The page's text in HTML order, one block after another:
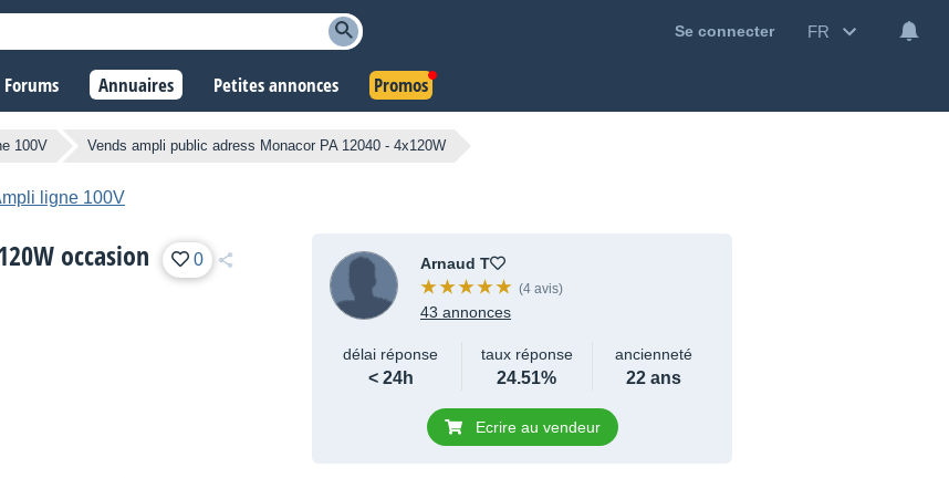
Se connecter FR
Forums Annuaires Petites annonces Promos
100V Vends ampli public adress Monacor PA 12040 - 4x120W
ligne 100V
occasion 0 Arnaud T
(4 avis)
43 annonces
délai réponse
< 24h
taux réponse
24.51%
ancienneté
22 ans
Ecrire au vendeur